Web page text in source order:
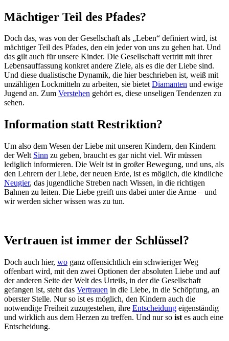
Mächtiger Teil des Pfades?
Doch das, was von der Gesellschaft als „Leben“ definiert wird, ist
mächtiger Teil des Pfades, den ein jeder von uns zu gehen hat. Und
das gilt auch für unsere Kinder. Die Gesellschaft vertritt mit ihrer
Lebensauffassung konkret andere Ziele, als es die der Liebe sind.
Und diese dualistische Dynamik, die hier beschrieben ist, weiß mit
unzähligen Lockmitteln zu arbeiten, sie bietetDiamanten und ewige
Jugend an. Zum Verstehen gehört es, diese unseligen Tendenzen zu
sehen.
Information statt Restriktion?
Um also dem Wesen der Liebe mit unseren Kindern, den Kindern
der Welt Sinn zu geben, braucht es gar nicht viel. Wir müssen
lediglich informieren. Die Welt ist in großer Bewegung, und uns, als
den Lehrern der Liebe, der neuen Erde, ist es möglich, die kindliche
Neugier, das jugendliche Streben nach Wissen, in die richtigen
Bahnen zu leiten. Die Liebe greift uns dabei unter die Arme – und
wir werden sicher wissen was zu tun.
Vertrauen ist immer der Schlüssel?
Doch auch hier, wo ganz offensichtlich ein schwieriger Weg
offenbart wird, mit den zwei Optionen der absoluten Liebe und auf
der anderen Seite der Welt des Urteils, in der die Gesellschaft
gefangen ist, steht das Vertrauen in die Liebe, in die Schöpfung, an
oberster Stelle. Nur so ist es möglich, den Kindern auch die
notwendige Freiheit zuzugestehen, ihre Entscheidung eigenständig
und wirklich aus dem Herzen zu treffen. Und nur so ist es auch eine
Entscheidung.